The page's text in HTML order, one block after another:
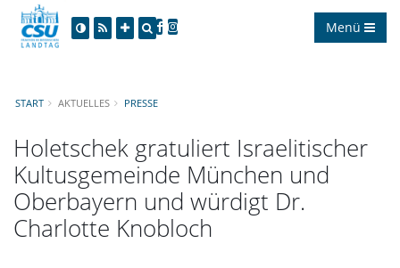
Menü
START AKTUELLES PRESSE
Holetschek gratuliert Israelitischer
Kultusgemeinde München und
Oberbayern und würdigt Dr.
Charlotte Knobloch